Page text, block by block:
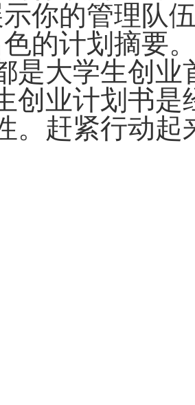
示你的管理队
色的计划摘要
是大学生创业
创业计划书
。赶紧行动